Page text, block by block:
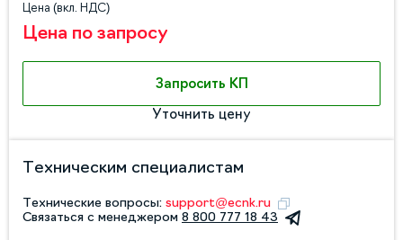
Цена (вкл. НДС)
Цена по запросу
Запросить КП
Уточнить цену
Техническим специалистам
Технические вопросы: support@ecnk.ru
Связаться с менеджером 8 800 777 18 43